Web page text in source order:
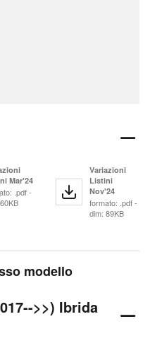
Mar'24
.pdf -
Variazioni
Listini
Nov'24
formato: .pdf -
dim: 89KB
modello
>>) Ibrida